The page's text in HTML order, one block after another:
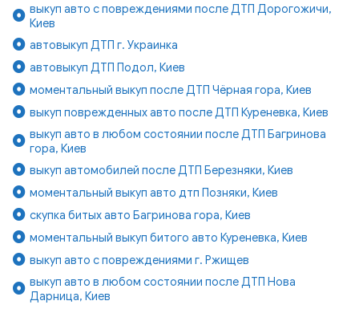
выкуп авто с повреждениями после ДТП Дорогожичи,
Киев
автовыкуп ДТП г. Украинка
автовыкуп ДТП Подол, Киев
моментальный выкуп после ДТП Чёрная гора, Киев
выкуп поврежденных авто после ДТП Куреневка, Киев
выкуп авто в любом состоянии после ДТП Багринова
гора, Киев
выкуп автомобилей после ДТП Березняки, Киев
моментальный выкуп авто дтп Позняки, Киев
скупка битых авто Багринова гора, Киев
моментальный выкуп битого авто Куреневка, Киев
выкуп авто с повреждениями г. Ржищев
выкуп авто в любом состоянии после ДТП Нова
Дарница, Киев